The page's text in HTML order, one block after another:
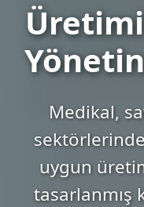
Üretimi
Medikal,
uygun
tasarlanmış